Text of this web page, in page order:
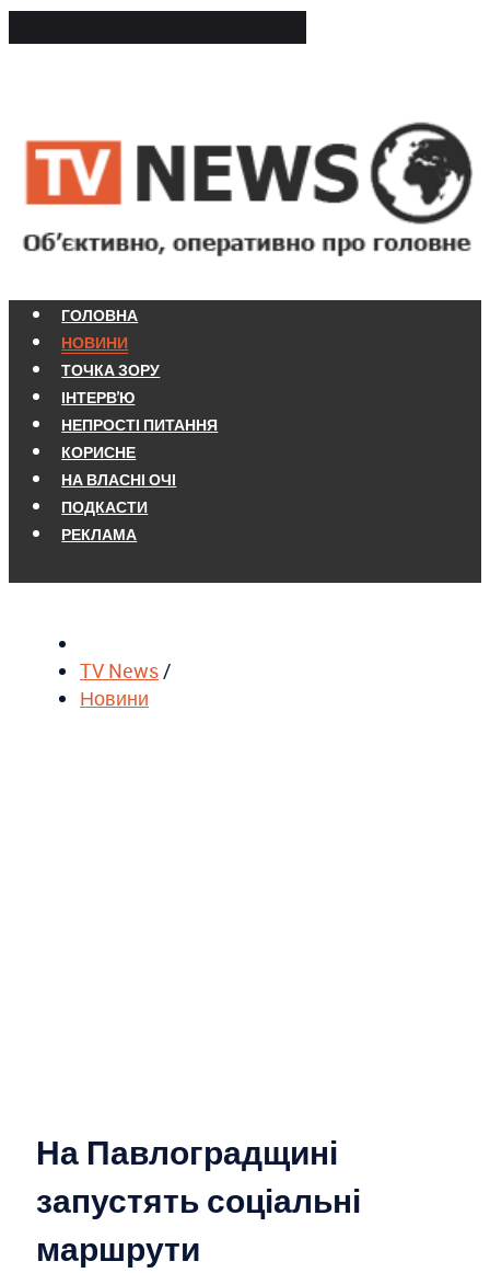
ГОЛОВНА
НОВИНИ
ТОЧКА ЗОРУ
ІНТЕРВ'Ю
НЕПРОСТІ ПИТАННЯ
КОРИСНЕ
НА ВЛАСНІ ОЧІ
ПОДКАСТИ
РЕКЛАМА
TV News/
Новини
На Павлоградщині
запустять соціальні
маршрути